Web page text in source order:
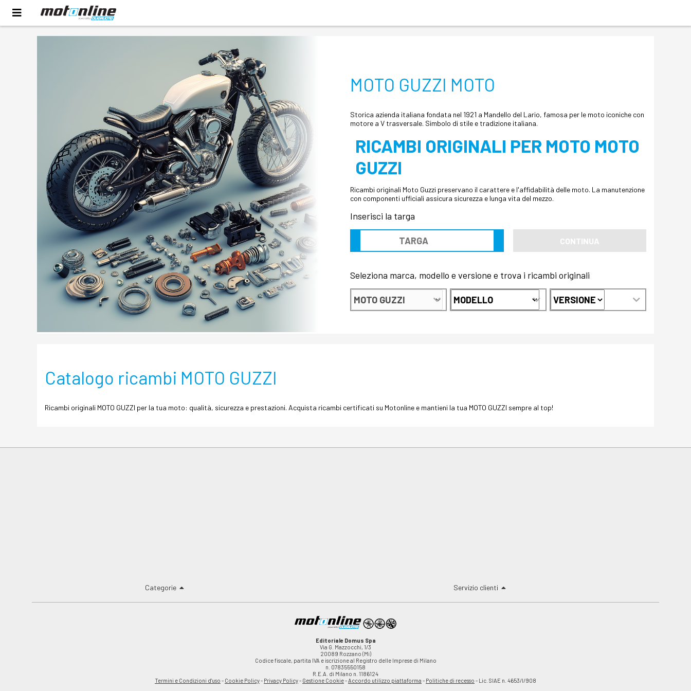
MOTO GUZZI MOTO
Storica azienda italiana fondata nel 1921 a Mandello del Lario, famosa per le moto iconiche con
motore a V trasversale. Simbolo di stile e tradizione italiana.
RICAMBI ORIGINALI PER MOTO MOTO
GUZZI
Ricambi originali Moto Guzzi preservano il carattere e l'affidabilità delle moto. La manutenzione
con componenti ufficiali assicura sicurezza e lunga vita del mezzo.
Inserisci la targa
CONTINUA
Seleziona marca, modello e versione e trova i ricambi originali
Catalogo ricambi MOTO GUZZI
Ricambi originali MOTO GUZZI per la tua moto: qualità, sicurezza e prestazioni. Acquista ricambi certificati su Motonline e mantieni la tua MOTO GUZZI sempre al top!
Categorie Servizio clienti
Editoriale Domus Spa
Via G. Mazzocchi, 1/3
20089 Rozzano (Mi)
Codice fiscale, partita IVA e iscrizione al Registro delle Imprese di Milano
n. 07835550158
R.E.A. di Milano n. 1186124
Termini e Condizioni d'uso - Cookie Policy- Privacy Policy- Gestione Cookie-Accordo utilizzo piattaforma - Politiche di recesso - Lic. SIAE n. 4653/I/908